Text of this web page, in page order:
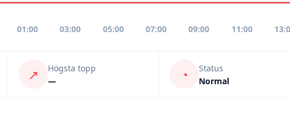
01:00 03:00 05:00 07:00 09:00 11:00
↗
Högsta topp
—
◔
Status
Normal